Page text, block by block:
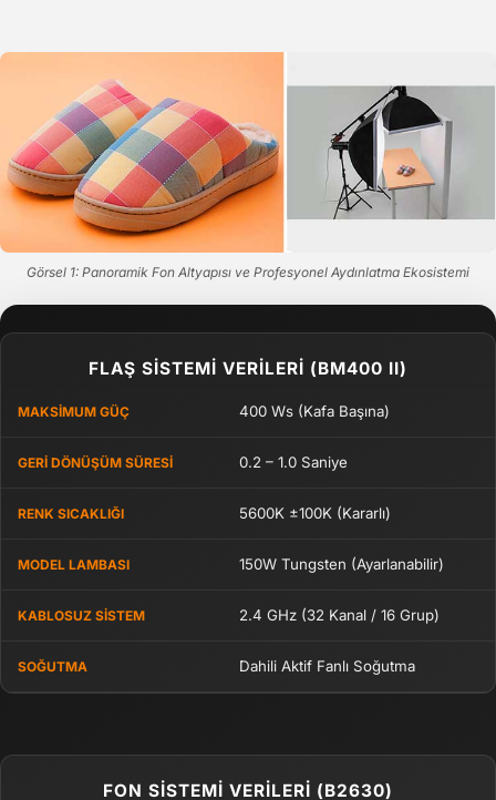
Görsel 1: Panoramik Fon Altyapısı ve Profesyonel Aydınlatma Ekosistemi
FLAŞ SİSTEMİ VERİLERİ (BM400 II)
MAKSIMUM GÜÇ 400 Ws (Kafa Başına)
GERI DÖNÜŞÜM SÜRESI 0.2 – 1.0 Saniye
RENK SICAKLIĞI 5600K ±100K (Kararlı)
MODEL LAMBASI 150W Tungsten (Ayarlanabilir)
KABLOSUZ SISTEM 2.4 GHz (32 Kanal / 16 Grup)
SOĞUTMA Dahili Aktif Fanlı Soğutma
FON SİSTEMİ VERİLERİ (B2630)